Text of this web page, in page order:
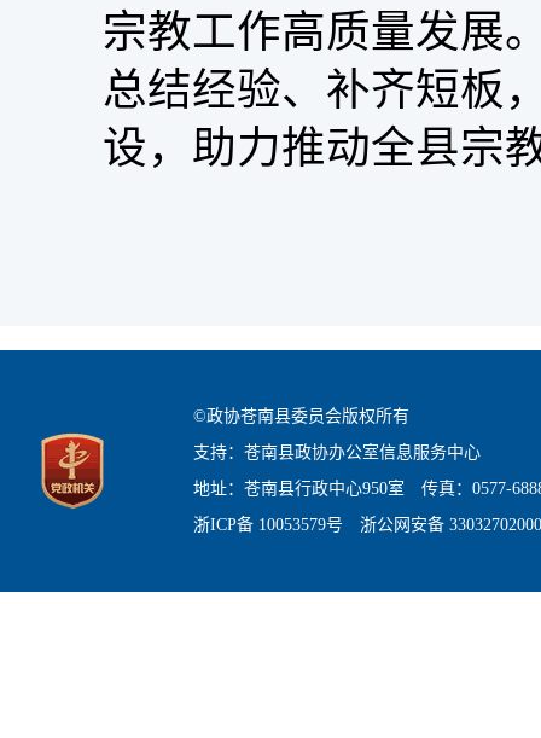
宗教工作高质量发展
总结经验、补齐短板
设，助力推动全县宗
©政协苍南县委员会版权所有
支持：苍南县政协办公室信息服务中心
地址：苍南县行政中心950室 传真：0577-
浙ICP备 10053579号 浙公网安备